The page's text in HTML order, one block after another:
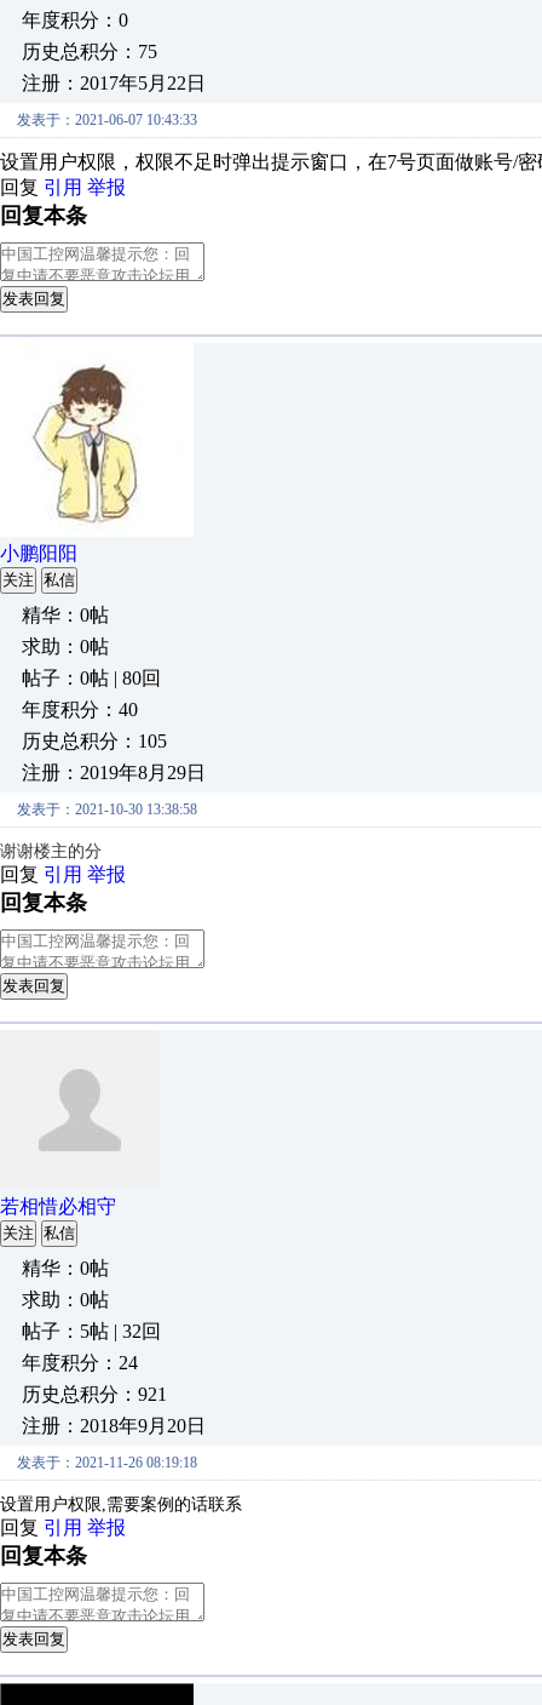
年度积分：0
历史总积分：75
注册：2017年5月22日
发表于：2021-06-07 10:43:33
设置用户权限，权限不足时弹出提示窗口，在7号页面做账号/密
回复 引用 举报
回复本条
发表回复
小鹏阳阳
关注 私信
精华：0帖
求助：0帖
帖子：0帖 | 80回
年度积分：40
历史总积分：105
注册：2019年8月29日
发表于：2021-10-30 13:38:58
谢谢楼主的分
回复 引用 举报
回复本条
发表回复
若相惜必相守
关注 私信
精华：0帖
求助：0帖
帖子：5帖 | 32回
年度积分：24
历史总积分：921
注册：2018年9月20日
发表于：2021-11-26 08:19:18
设置用户权限,需要案例的话联系
回复 引用 举报
回复本条
发表回复